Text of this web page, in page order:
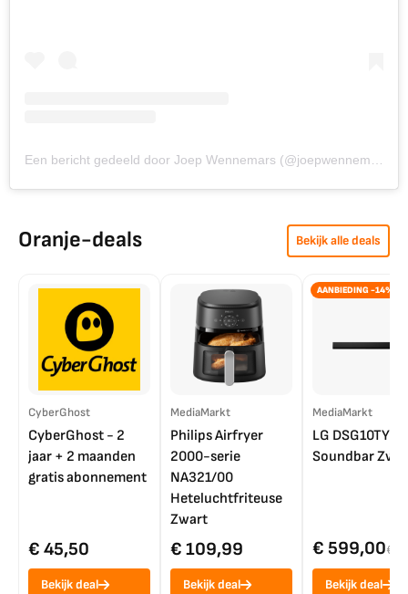
Oranje-deals Bekijk alle deals
CyberGhost
CyberGhost - 2
jaar + 2 maanden
gratis abonnement
€ 45,50
Bekijk deal
MediaMarkt
Philips Airfryer
2000-serie
NA321/00
Heteluchtfriteuse
Zwart
€ 109,99
Bekijk deal
AANBIEDING -14%
MediaMarkt
LG DSG10TY
Soundbar
€ 599,00€
Bekijk deal